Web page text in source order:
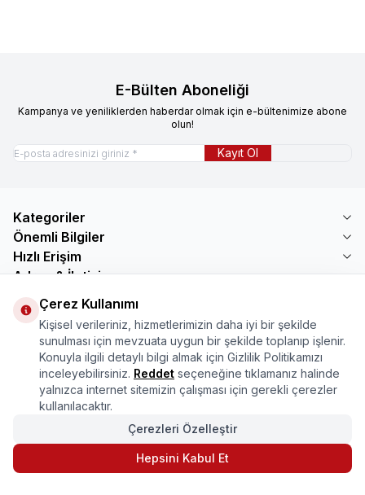
E-Bülten Aboneliği
Kampanya ve yeniliklerden haberdar olmak için e-bültenimize abone
olun!
Kayıt Ol
Kategoriler
Önemli Bilgiler
Hızlı Erişim
Adres & İletişim
Adres
Mercimektepe Mahallesi 51007 Sokak
No:45/B\nONİKİŞUBAT/KAHRAMANMARAŞ
Telefon
08505321048
E-Posta
bilgi@marasmarket.com
PlayStore App Store
Çerez Kullanımı
Kişisel verileriniz, hizmetlerimizin daha iyi bir şekilde
sunulması için mevzuata uygun bir şekilde toplanıp işlenir.
Konuyla ilgili detaylı bilgi almak için Gizlilik Politikamızı
inceleyebilirsiniz. Reddet seçeneğine tıklamanız halinde
yalnızca internet sitemizin çalışması için gerekli çerezler
kullanılacaktır.
Çerezleri Özelleştir
Hepsini Kabul Et